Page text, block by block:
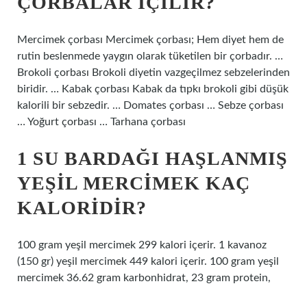
Mercimek çorbası Mercimek çorbası; Hem diyet hem de
rutin beslenmede yaygın olarak tüketilen bir çorbadır. …
Brokoli çorbası Brokoli diyetin vazgeçilmez sebzelerinden
biridir. … Kabak çorbası Kabak da tıpkı brokoli gibi düşük
kalorili bir sebzedir. … Domates çorbası … Sebze çorbası
… Yoğurt çorbası … Tarhana çorbası
1 SU BARDAĞI HAŞLANMIŞ
YEŞIL MERCIMEK KAÇ
KALORIDIR?
100 gram yeşil mercimek 299 kalori içerir. 1 kavanoz
(150 gr) yeşil mercimek 449 kalori içerir. 100 gram yeşil
mercimek 36.62 gram karbonhidrat, 23 gram protein,